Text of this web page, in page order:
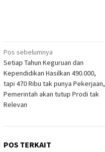
Navigasi
pos
Pos sebelumnya
Setiap Tahun Keguruan dan
Kependidikan Hasilkan 490.000,
tapi 470 Ribu tak punya Pekerjaan,
Pemerintah akan tutup Prodi tak
Relevan
POS TERKAIT